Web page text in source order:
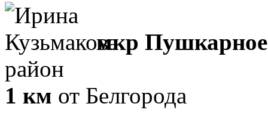
мкр
район
1 км от Белгорода